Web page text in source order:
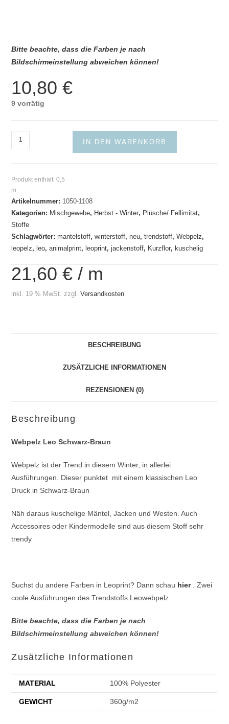
Bitte beachte, dass die Farben je nach
Bildschirmeinstellung abweichen können!
10,80€
9 vorrätig
Webpelz
Leo
Menge
IN DEN WARENKORB
Produkt enthält: 0,5
m
Artikelnummer: 1050-1108
Kategorien: Mischgewebe, Herbst - Winter, Plüsche/ Fellimitat,
Stoffe
Schlagwörter:mantelstoff,winterstoff,neu,trendstoff,Webpelz,
leopelz,leo,animalprint,leoprint,jackenstoff, Kurzflor,kuschelig
21,60€ / m
inkl. 19 % MwSt. zzgl.Versandkosten
BESCHREIBUNG
ZUSÄTZLICHE INFORMATIONEN
REZENSIONEN (0)
Beschreibung
Webpelz Leo Schwarz-Braun
Webpelz ist der Trend in diesem Winter, in allerlei
Ausführungen. Dieser punktet mit einem klassischen Leo
Druck in Schwarz-Braun
Näh daraus kuschelige Mäntel, Jacken und Westen. Auch
Accessoires oder Kindermodelle sind aus diesem Stoff sehr
trendy
Suchst du andere Farben in Leoprint? Dann schau hier
. Zwei
coole Ausführungen des Trendstoffs Leowebpelz
Bitte beachte, dass die Farben je nach
Bildschirmeinstellung abweichen können!
Zusätzliche Informationen
MATERIAL 100% Polyester
GEWICHT 360g/m2